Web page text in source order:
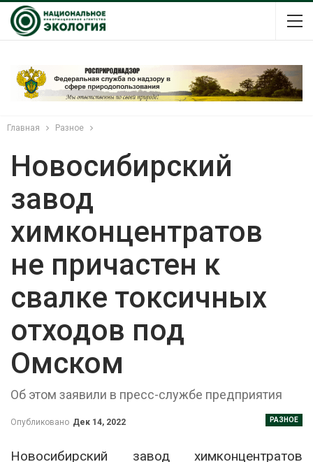
Главная Разное
Новосибирский
завод
химконцентратов
не причастен к
свалке токсичных
отходов под
Омском
Об этом заявили в пресс-службе предприятия
РАЗНОЕ
Опубликовано Дек 14, 2022
Новосибирский завод химконцентратов